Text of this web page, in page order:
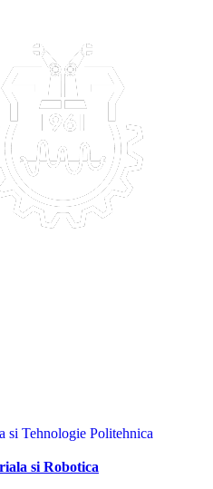
si Tehnologie Politehnica
si Robotica